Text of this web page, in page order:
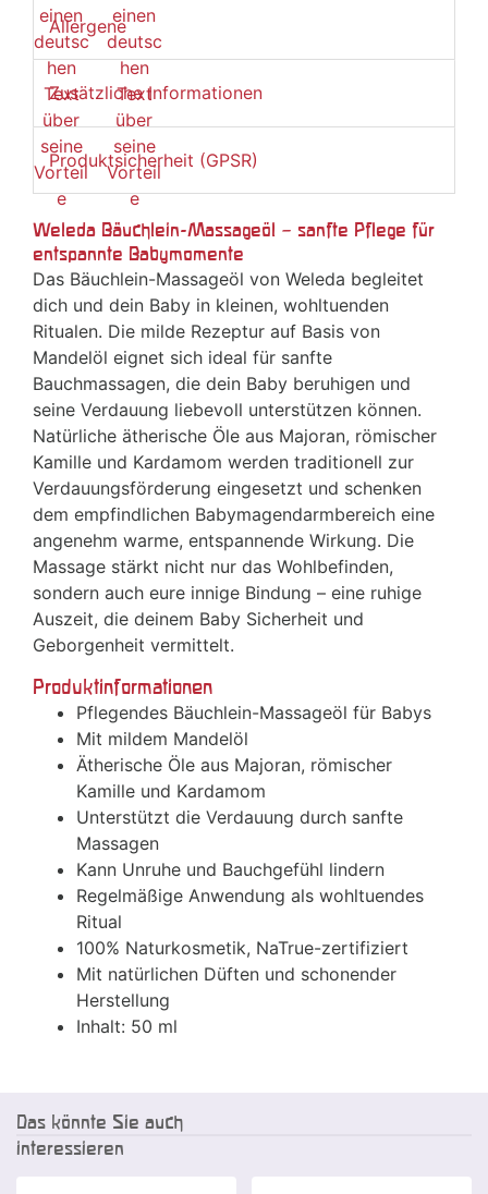
Allergene
Zusätzliche Informationen
Produktsicherheit (GPSR)
Weleda Bäuchlein-Massageöl – sanfte Pflege für
entspannte Babymomente
Das Bäuchlein-Massageöl von Weleda begleitet
dich und dein Baby in kleinen, wohltuenden
Ritualen. Die milde Rezeptur auf Basis von
Mandelöl eignet sich ideal für sanfte
Bauchmassagen, die dein Baby beruhigen und
seine Verdauung liebevoll unterstützen können.
Natürliche ätherische Öle aus Majoran, römischer
Kamille und Kardamom werden traditionell zur
Verdauungsförderung eingesetzt und schenken
dem empfindlichen Babymagendarmbereich eine
angenehm warme, entspannende Wirkung. Die
Massage stärkt nicht nur das Wohlbefinden,
sondern auch eure innige Bindung – eine ruhige
Auszeit, die deinem Baby Sicherheit und
Geborgenheit vermittelt.
Produktinformationen
Pflegendes Bäuchlein-Massageöl für Babys
Mit mildem Mandelöl
Ätherische Öle aus Majoran, römischer
Kamille und Kardamom
Unterstützt die Verdauung durch sanfte
Massagen
Kann Unruhe und Bauchgefühl lindern
Regelmäßige Anwendung als wohltuendes
Ritual
100% Naturkosmetik, NaTrue-zertifiziert
Mit natürlichen Düften und schonender
Herstellung
Inhalt: 50 ml
Das könnte Sie auch
interessieren